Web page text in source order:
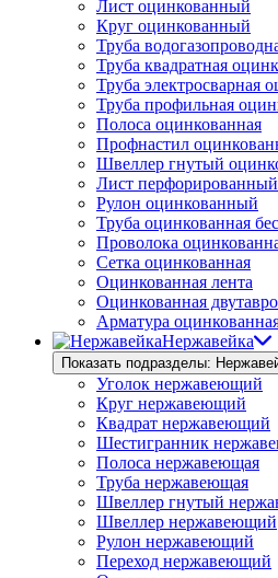
Лист оцинкованный
Круг оцинкованный
Труба
Труба квадратная
Труба электросварная
Труба профильная
Полоса оцинкованная
Профнастил
Швеллер гнутый
Лист
Рулон оцинкованный
Труба оцинкованная
Проволока
Сетка оцинкованная
Оцинкованная лента
Оцинкованная
Арматура
Нержавейка
Показать подразделы:
Уголок нержавеющий
Круг нержавеющий
Квадрат нержавеющий
Шестигранник
Полоса нержавеющая
Труба нержавеющая
Швеллер гнутый
Швеллер нержавеющий
Рулон нержавеющий
Переход нержавеющий